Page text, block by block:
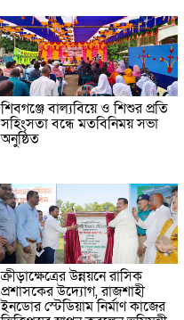
শিবগঞ্জে বাল্যবিয়ে ও শিশুর প্রতি
সহিংসতা বন্ধে মতবিনিময় সভা
অনুষ্ঠিত
ক্রীড়াক্ষেত্রের উন্নয়নে রাসিক
প্রশাসকের উদ্যোগ, রাজশাহী
ইনডোর স্টেডিয়াম নির্মাণ কাজের